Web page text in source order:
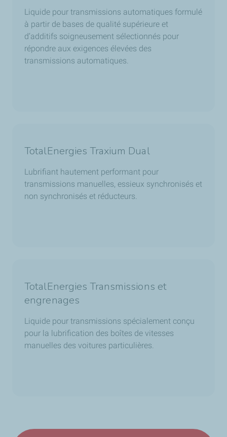
Liquide pour transmissions automatiques formulé
à partir de bases de qualité supérieure et
d’additifs soigneusement sélectionnés pour
répondre aux exigences élevées des
transmissions automatiques.
TotalEnergies Traxium Dual
Lubrifiant hautement performant pour
transmissions manuelles, essieux synchronisés et
non synchronisés et réducteurs.
TotalEnergies Transmissions et
engrenages
Liquide pour transmissions spécialement conçu
pour la lubrification des boîtes de vitesses
manuelles des voitures particulières.